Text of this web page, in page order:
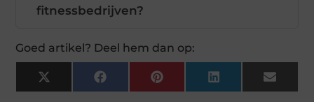
fitnessbedrijven?
Goed artikel? Deel hem dan op:
X
(Twitter)
FacebookPinterestLinkedInEmail